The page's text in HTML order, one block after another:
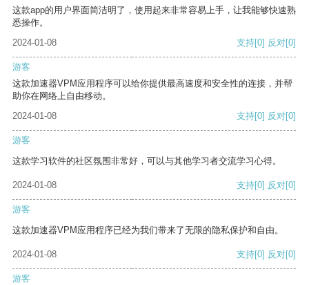
这款app的用户界面简洁明了，使用起来非常容易上手，让我能够快速熟
悉操作。
2024-01-08
支持[0] 反对[0]
游客
这款加速器VPM应用程序可以给你提供最高速度和安全性的连接，并帮
助你在网络上自由移动。
2024-01-08
支持[0] 反对[0]
游客
这款学习软件的社区氛围非常好，可以与其他学习者交流学习心得。
2024-01-08 支持[0] 反对[0]
游客
这款加速器VPM应用程序已经为我们带来了无限的隐私保护和自由。
2024-01-08 支持[0] 反对[0]
游客